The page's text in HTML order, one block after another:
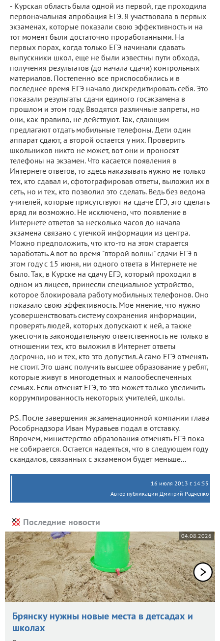
- Курская область была одной из первой, где проходила
первоначальная апробация ЕГЭ. Я участвовала в первых
экзаменах, которые показали свою эффективность и на
тот момент были достаточно проработанными. На
первых порах, когда только ЕГЭ начинали сдавать
выпускники школ, еще не были известны пути обхода,
получения результатов (до начала сдачи) контрольных
материалов. Постепенно все приспособились и в
последнее время ЕГЭ начало дискредитировать себя. Это
показали результаты сдачи единого госэкзамена в
прошлом и этом году. Вводятся различные запреты, но
они, как правило, не действуют. Так, сдающим
предлагают отдать мобильные телефоны. Дети один
аппарат сдают, а второй остается у них. Проверить
школьников никто не может, вот они и проносят
телефоны на экзамен. Что касается появления в
Интернете ответов, то здесь наказывать нужно не только
тех, кто сдавал и, сфотографировав ответы, выложил их в
сеть, но и тех, кто позволил это сделать. Ведь без ведома
учителей, которые присутствуют на сдаче ЕГЭ, это сделать
вряд ли возможно. Не исключено, что появление в
Интернете ответов за несколько часов до начала
экзамена связано с утечкой информации из центра.
Можно предположить, что кто-то на этом старается
заработать. А вот во время "второй волны" сдачи ЕГЭ в
этом году с 15 июня, ни одного ответа в Интернете не
было. Так, в Курске на сдачу ЕГЭ, который проходил в
одном из лицеев, принесли специальное устройство,
которое блокировала работу мобильных телефонов. Оно
показало свою эффективность. Мое мнение, что нужно
усовершенствовать систему сохранения информации,
проверять людей, которых допускают к ней, а также
ужесточить законодательную ответственность не только в
отношении тех, кто выложил в Интернет ответы
досрочно, но и тех, кто это допустил. А само ЕГЭ отменять
не стоит. Это шанс получить высшее образование у ребят,
которые живут в многодетных и малообеспеченных
семьях. Если отменят ЕГЭ, то это может только увеличить
коррумпированность некоторых учителей, школы.
P.S. После завершения экзаменационной компании глава
Рособрнадзора Иван Муравьев подал в отставку.
Впрочем, министерство образования отменять ЕГЭ пока
не собирается. Остается надеяться, что в следующем году
скандалов, связанных с экзаменом будет меньше...
16 июля 2013 г. 14:55
Автор публикации Дмитрий Радченко
Последние новости
04.08.2026
Брянску нужны новые места в детсадах и
школах